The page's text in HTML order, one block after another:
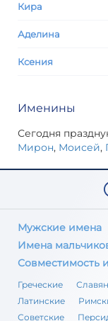
Кира
Аделина
Ксения
Именины
Сегодня
Мирон, Моисей,
Мужские имена
Имена
Совместимость
Греческие
Латинские
Советские